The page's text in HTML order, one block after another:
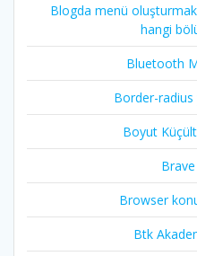
Blogda menü
hangi
Bluetooth
Border-
Boyut
Brave
Browser
Btk